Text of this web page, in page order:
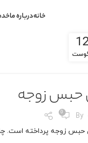
خانهدرباره ما
12
حبس زوجه
By
0
زوجه پرداخته است.